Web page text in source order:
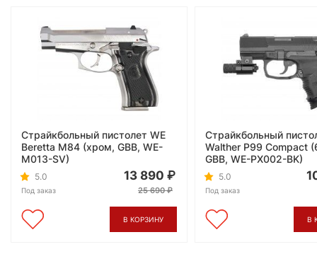
Страйкбольный пистолет WE
Beretta M84 (хром, GBB, WE-
M013-SV)
5.0
Под заказ
13 890
25 690
В КОРЗИНУ
Страйкбольный
Walther P99 Compact
GBB, WE-PX002-BK)
5.0
Под заказ
В